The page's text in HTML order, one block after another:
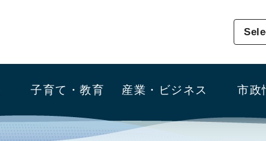
子育て・教育 産業・ビジネス 市政